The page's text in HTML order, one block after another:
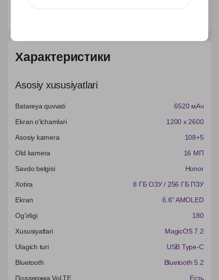
Характеристики
Asosiy xususiyatlari
Batareya quvvati
6520 мАч
Ekran o'lchamlari
1200 x 2600
Asosiy kamera
108+5
Old kamera
16 МП
Savdo belgisi
Honor
Xotira
8 ГБ ОЗУ / 256 ГБ ПЗУ
Ekran
6.6" AMOLED
Og'irligi
180
Xususiyatlari
MagicOS 7.2
Ulagich turi
USB Type-C
Bluetooth
Bluetooth 5.2
Поддержка VoLTE
Есть